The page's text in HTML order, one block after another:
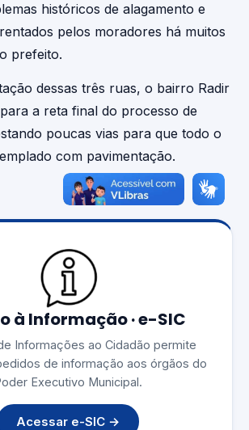
históricos de alagamento e
pelos moradores há muitos
prefeito.
dessas três ruas, o bairro Radir
a reta final do processo de
poucas vias para que todo o
com pavimentação.
à Informação · e-SIC
Informações ao Cidadão permite
de informação aos órgãos do
Executivo Municipal.
Acessar e-SIC →